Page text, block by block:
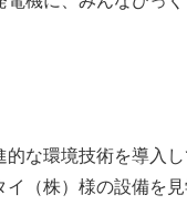
的な環境技術を導入
イ（株）様の設備を